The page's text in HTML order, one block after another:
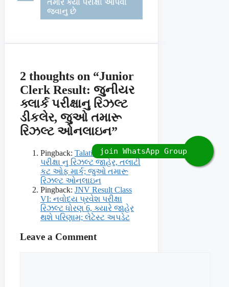
તમારે ક્યા પરીક્ષા આપવા
જવાનુ છે
2 thoughts on “Junior
Clerk Result: જુનીયર
ક્લાર્ક પરીક્ષાનુ રિઝલ્ટ
ડીકલેર, જુઓ તમારૂ
રિઝલ્ટ ઓનલાઇન”
Pingback: Talati Result: તલાટી
પરીક્ષા નુ રિઝલ્ટ જાહેર, તલાટી
કટ ઓફ માર્ક; જુઓ તમારૂ
રિઝલ્ટ ઓનલાઇન
Pingback: JNV Result Class
VI: નવોદય પ્રવેશ પરીક્ષા
રિઝલ્ટ ધોરણ 6, ક્યારે જાહેર
થશે પરિણામ; લેટેસ્ટ અપડેટ
Leave a Comment